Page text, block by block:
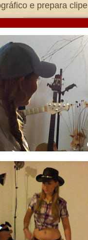
e prepara clipe